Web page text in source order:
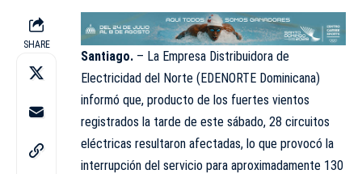
SHARE
Santiago. – La Empresa Distribuidora de
Electricidad del Norte (EDENORTE Dominicana)
informó que, producto de los fuertes vientos
registrados la tarde de este sábado, 28 circuitos
eléctricas resultaron afectadas, lo que provocó la
interrupción del servicio para aproximadamente 130